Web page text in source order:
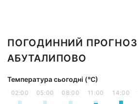
ПОГОДИННИЙ ПРОГНОЗ
АБУТАЛИПОВО
Температура сьогодні (°С)
02:00 05:00 08:00 11:00 14:00